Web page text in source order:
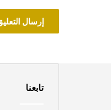
تابعنا